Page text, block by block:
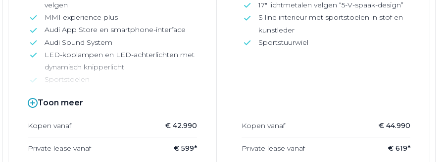
velgen
MMI experience plus
Audi App Store en smartphone-interface
Audi Sound System
LED-koplampen en LED-achterlichten met
dynamisch knipperlicht
Sportstoelen
Toon meer
Kopen vanaf € 42.990
Private lease vanaf € 599*
17" lichtmetalen velgen “5-V-spaak-design”
S line interieur met sportstoelen in stof en
kunstleder
Sportstuurwiel
Kopen vanaf € 44.990
Private lease vanaf € 619*